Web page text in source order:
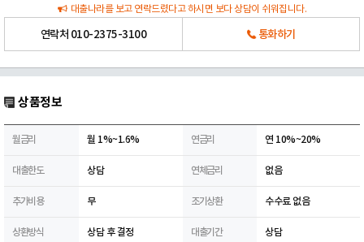
대출나라를 보고 연락드렸다고 하시면 보다 상담이 쉬워집니다.
연락처 010-2375-3100 통화하기
상품정보
월금리 월 1%~1.6% 연금리 연 10%~20%
대출한도 상담 연체금리 없음
추가비용 무 조기상환 수수료 없음
상환방식 상담 후 결정 대출기간 상담